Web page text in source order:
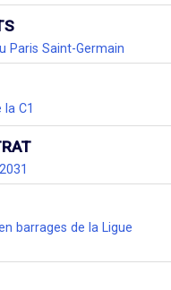
Paris Saint-Germain
C1
barrages de la Ligue